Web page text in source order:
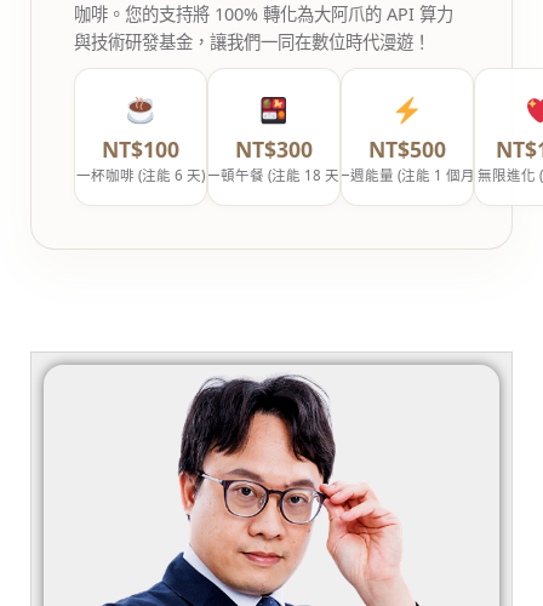
咖啡。您的支持將 100% 轉化為大阿爪的 API 算力
與技術研發基金，讓我們一同在數位時代漫遊！
NT$100
一杯咖啡 (注能 6 天)
NT$300
一頓午餐 (注能 18 天)
NT$500
一週能量 (注能 1 個月)無限進化